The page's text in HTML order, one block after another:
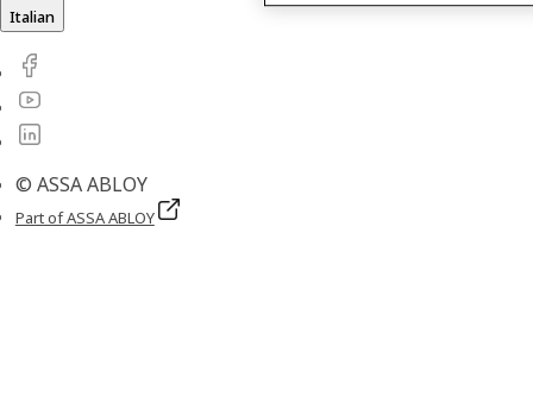
Italian
© ASSA ABLOY
Part of ASSA ABLOY